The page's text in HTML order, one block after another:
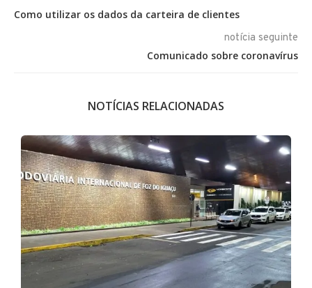
Como utilizar os dados da carteira de clientes
notícia seguinte
Comunicado sobre coronavírus
NOTÍCIAS RELACIONADAS